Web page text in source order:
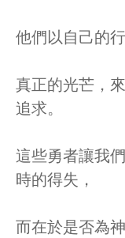
他們以自己的
真正的光芒，
追求。
這些勇者讓我
時的得失，
而在於是否為